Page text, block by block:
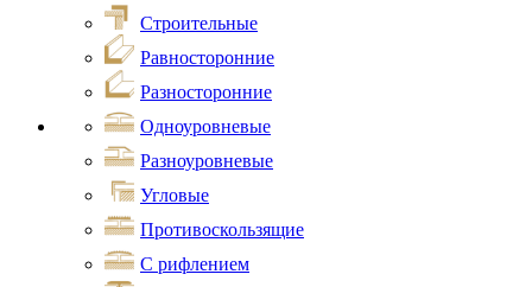
Строительные
Равносторонние
Разносторонние
Одноуровневые
Разноуровневые
Угловые
Противоскользящие
С рифлением